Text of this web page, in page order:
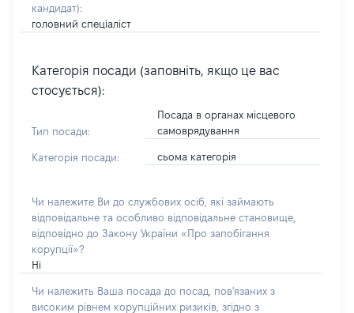
кандидат):
головний спеціаліст
Категорія посади (заповніть, якщо це вас
стосується):
Тип посади:
Посада в органах місцевого
самоврядування
Категорія посади: сьома категорія
Чи належите Ви до службових осіб, які займають
відповідальне та особливо відповідальне становище,
відповідно до Закону України «Про запобігання
корупції»?
Ні
Чи належить Ваша посада до посад, пов'язаних з
високим рівнем корупційних ризиків, згідно з